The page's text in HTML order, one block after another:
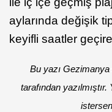
aylarında değişik
keyifli saatler
Bu yazı
tarafından